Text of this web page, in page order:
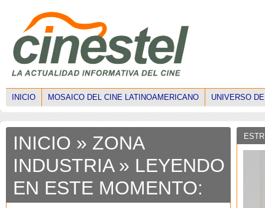
INICIO MOSAICO DEL CINE LATINOAMERICANO UNIVERSO
INICIO » ZONA
INDUSTRIA» LEYENDO
EN ESTE MOMENTO: